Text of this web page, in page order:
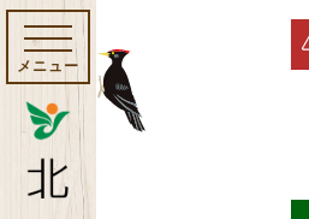
メニュー